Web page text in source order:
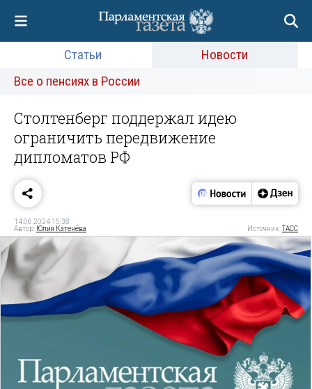
Статьи
Новости
Все о пенсиях в России
Столтенберг поддержал идею
ограничить передвижение
дипломатов РФ
14.06.2024 15:38
Автор: Юлия Катенёва Источник:ТАСС